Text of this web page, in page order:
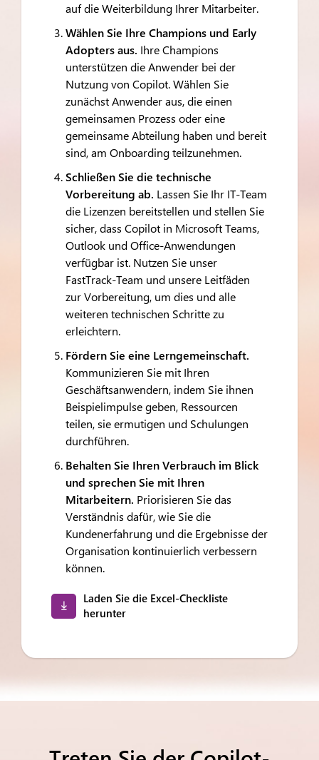
auf die Weiterbildung Ihrer Mitarbeiter.
Wählen Sie Ihre Champions und Early
Adopters aus. Ihre Champions
unterstützen die Anwender bei der
Nutzung von Copilot. Wählen Sie
zunächst Anwender aus, die einen
gemeinsamen Prozess oder eine
gemeinsame Abteilung haben und bereit
sind, am Onboarding teilzunehmen.
Schließen Sie die technische
Vorbereitung ab. Lassen Sie Ihr IT-Team
die Lizenzen bereitstellen und stellen Sie
sicher, dass Copilot in Microsoft Teams,
Outlook und Office-Anwendungen
verfügbar ist. Nutzen Sie unser
FastTrack-Team und unsere Leitfäden
zur Vorbereitung, um dies und alle
weiteren technischen Schritte zu
erleichtern.
Fördern Sie eine Lerngemeinschaft.
Kommunizieren Sie mit Ihren
Geschäftsanwendern, indem Sie ihnen
Beispielimpulse geben, Ressourcen
teilen, sie ermutigen und Schulungen
durchführen.
Behalten Sie Ihren Verbrauch im Blick
und sprechen Sie mit Ihren
Mitarbeitern. Priorisieren Sie das
Verständnis dafür, wie Sie die
Kundenerfahrung und die Ergebnisse der
Organisation kontinuierlich verbessern
können.
Laden Sie die Excel-Checkliste
herunter